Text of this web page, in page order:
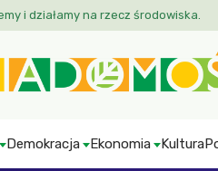
i działamy na rzecz środowiska.
Demokracja Ekonomia Kultura